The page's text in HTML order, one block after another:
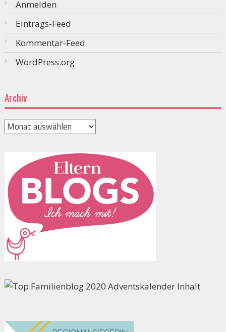
Anmelden
Eintrags-Feed
Kommentar-Feed
WordPress.org
Archiv
Archiv